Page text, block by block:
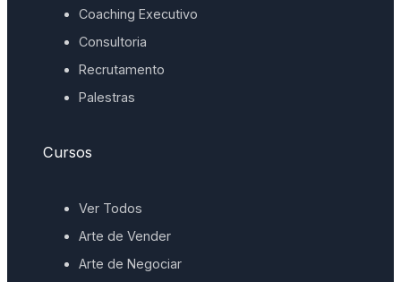
Coaching Executivo
Consultoria
Recrutamento
Palestras
Cursos
Ver Todos
Arte de Vender
Arte de Negociar